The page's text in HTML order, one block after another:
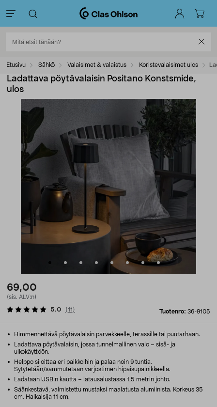
Etusivu Sähkö Valaisimet & valaistus Koristevalaisimet ulos
Ladattava pöytävalaisin Positano Konstsmide,
ulos
69,00
(sis. ALV:n)
Tuotenro: 36-9105
5.0 (11 )
Himmennettävä pöytävalaisin parvekkeelle, terassille tai puutarhaan.
Ladattava pöytävalaisin, jossa tunnelmallinen valo – sisä- ja
ulkokäyttöön.
Helppo sijoittaa eri paikkoihin ja palaa noin 9 tuntia.
Sytytetään/sammutetaan varjostimen hipaisupainikkeella.
Ladataan USB:n kautta – latausalustassa 1,5 metrin johto.
Säänkestävä, valmistettu mustaksi maalatusta alumiinista. Korkeus 35
cm. Halkaisija 11 cm.